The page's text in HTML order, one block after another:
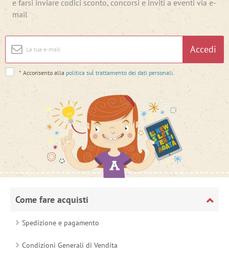
e farsi inviare codici sconto, concorsi e inviti a eventi via e-
mail
Accedi
* Acconsento alla politica sul trattamento dei dati personali
Come fare acquisti
Spedizione e pagamento
Condizioni Generali di Vendita